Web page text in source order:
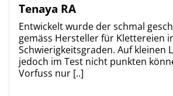
Tenaya RA
Entwickelt wurde der schmal
gemäss Hersteller für Klettereien
Schwierigkeitsgraden. Auf kleinen
jedoch im Test nicht punkten
Vorfuss nur [..]